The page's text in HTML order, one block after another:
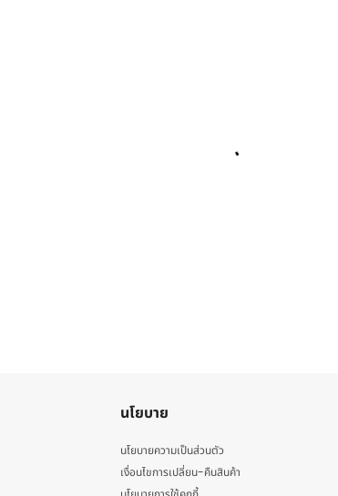
นโยบาย
นโยบายความเป็นส่วนตัว
เงื่อนไขการเปลี่ยน-คืนสินค้า